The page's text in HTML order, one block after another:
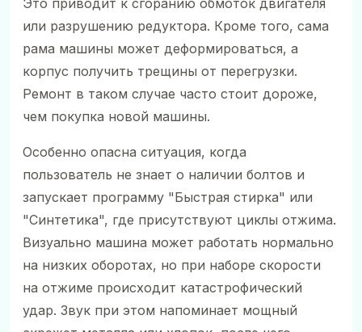
или разрушению редуктора. Кроме того, сама
рама машины может деформироваться, а
корпус получить трещины от перегрузки.
Ремонт в таком случае часто стоит дороже,
чем покупка новой машины.
Особенно опасна ситуация, когда
пользователь не знает о наличии болтов и
запускает программу "Быстрая стирка" или
"Синтетика", где присутствуют циклы отжима.
Визуально машина может работать нормально
на низких оборотах, но при наборе скорости
на отжиме происходит катастрофический
удар. Звук при этом напоминает мощный